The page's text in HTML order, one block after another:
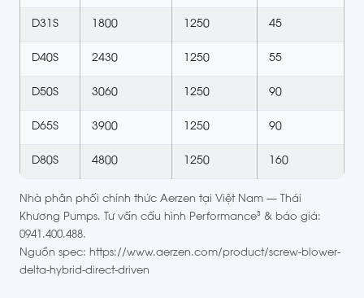
D31S 1800 1250 45
D40S 2430 1250 55
D50S 3060 1250 90
D65S 3900 1250 90
D80S 4800 1250 160
Nhà phân phối chính thức Aerzen tại Việt Nam — Thái
Khương Pumps. Tư vấn cấu hình Performance³ & báo giá:
0941.400.488.
Nguồn spec: https://www.aerzen.com/product/screw-blower-
delta-hybrid-direct-driven